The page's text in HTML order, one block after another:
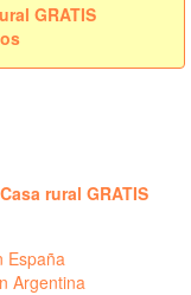
GRATIS
rural GRATIS
España
Argentina